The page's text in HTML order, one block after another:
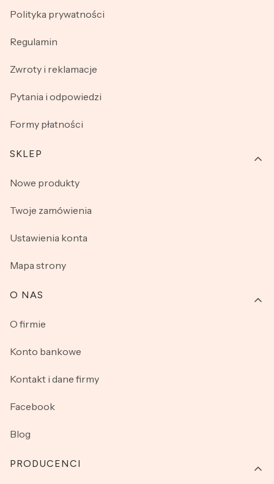
Polityka prywatności
Regulamin
Zwroty i reklamacje
Pytania i odpowiedzi
Formy płatności
SKLEP
Nowe produkty
Twoje zamówienia
Ustawienia konta
Mapa strony
O NAS
O firmie
Konto bankowe
Kontakt i dane firmy
Facebook
Blog
PRODUCENCI